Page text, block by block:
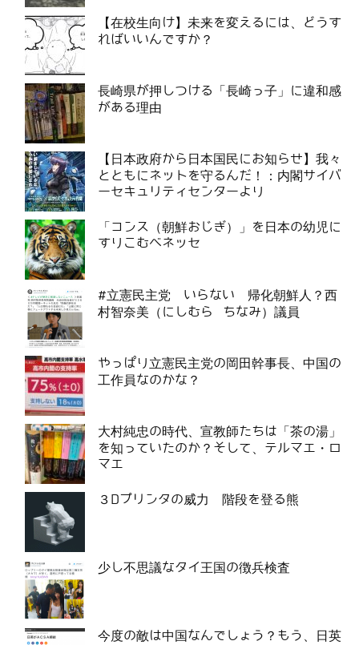
【在校生向け】未来を変えるには、どうす
ればいいんですか？
長崎県が押しつける「長崎っ子」に違和感
がある理由
【日本政府から日本国民にお知らせ】我々
とともにネットを守るんだ！：内閣サイバ
ーセキュリティセンターより
「コンス（朝鮮おじぎ）」を日本の幼児に
すりこむベネッセ
#立憲民主党 いらない 帰化朝鮮人？西
村智奈美（にしむら ちなみ）議員
やっぱり立憲民主党の岡田幹事長、中国の
工作員なのかな？
大村純忠の時代、宣教師たちは「茶の湯」
を知っていたのか？そして、テルマエ・ロ
マエ
３Dプリンタの威力 階段を登る熊
少し不思議なタイ王国の徴兵検査
今度の敵は中国なんでしょう？もう、日英